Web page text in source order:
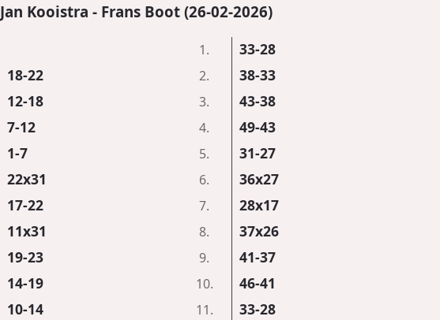
Jan Kooistra - Frans Boot (26-02-2026)
1.
33-28
18-22
2.
38-33
12-18
3.
43-38
7-12
4.
49-43
1-7
5.
31-27
22x31
6.
36x27
17-22
7.
28x17
11x31
8.
37x26
19-23
9.
41-37
14-19
10.
46-41
10-14
11.
33-28